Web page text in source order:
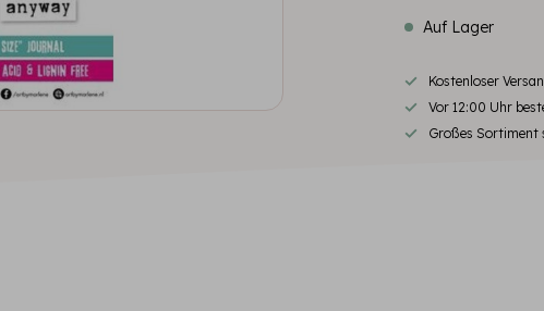
Auf Lager
Kostenloser
Vor 12:00 Uhr
Großes